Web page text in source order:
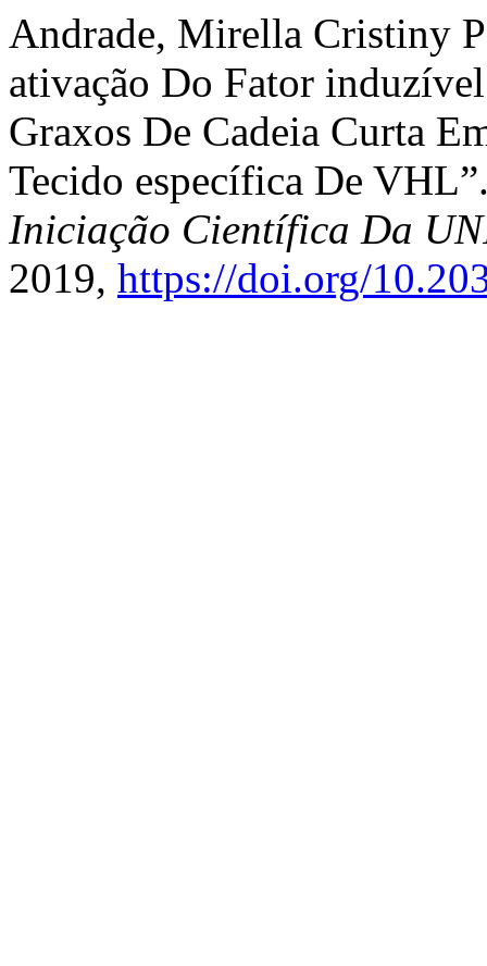
Andrade, Mirella Cristiny
ativação Do Fator
Graxos De Cadeia Curta
Tecido específica De
Iniciação Científica Da
2019, https://doi.org/